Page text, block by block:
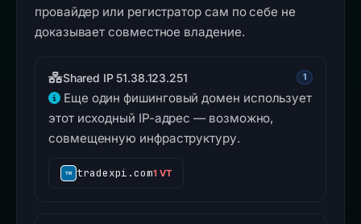
провайдер или регистратор сам по себе не
доказывает совместное владение.
Shared IP 51.38.123.251 1
Еще один фишинговый домен использует
этот исходный IP-адрес — возможно,
совмещенную инфраструктуру.
tradexpi.com1 VT